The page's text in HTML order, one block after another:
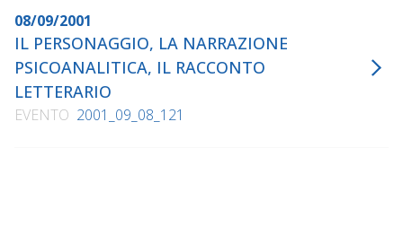
08/09/2001
IL PERSONAGGIO, LA NARRAZIONE
PSICOANALITICA, IL RACCONTO
LETTERARIO
EVENTO 2001_09_08_121